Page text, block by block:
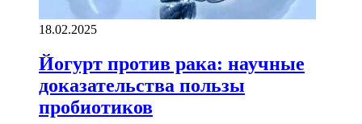
18.02.2025
Йогурт против рака: научные
доказательства пользы
пробиотиков